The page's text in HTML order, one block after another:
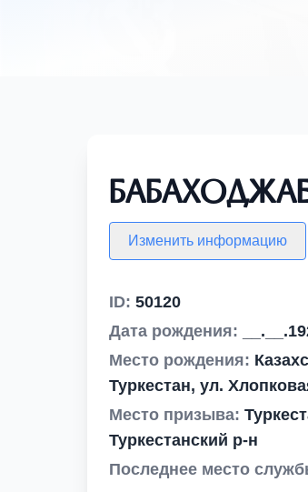
Изменить информацию
ID: 50120
Дата рождения:
Место рождения:
Туркестан, ул.
Место призыва:
Туркестанский р-н
Последнее место